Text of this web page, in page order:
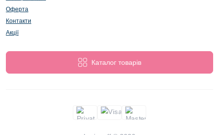
Оферта
Контакти
Акції
Каталог товарів